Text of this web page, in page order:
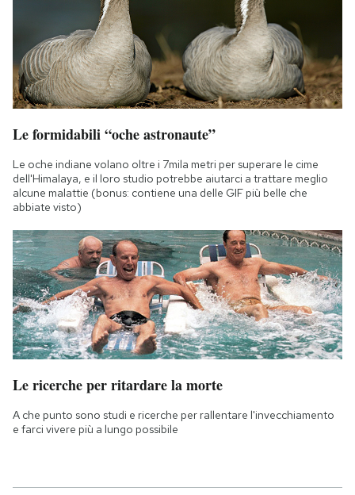
Le formidabili “oche astronaute”
Le oche indiane volano oltre i 7mila metri per superare le cime
dell'Himalaya, e il loro studio potrebbe aiutarci a trattare meglio
alcune malattie (bonus: contiene una delle GIF più belle che
abbiate visto)
Le ricerche per ritardare la morte
A che punto sono studi e ricerche per rallentare l'invecchiamento
e farci vivere più a lungo possibile